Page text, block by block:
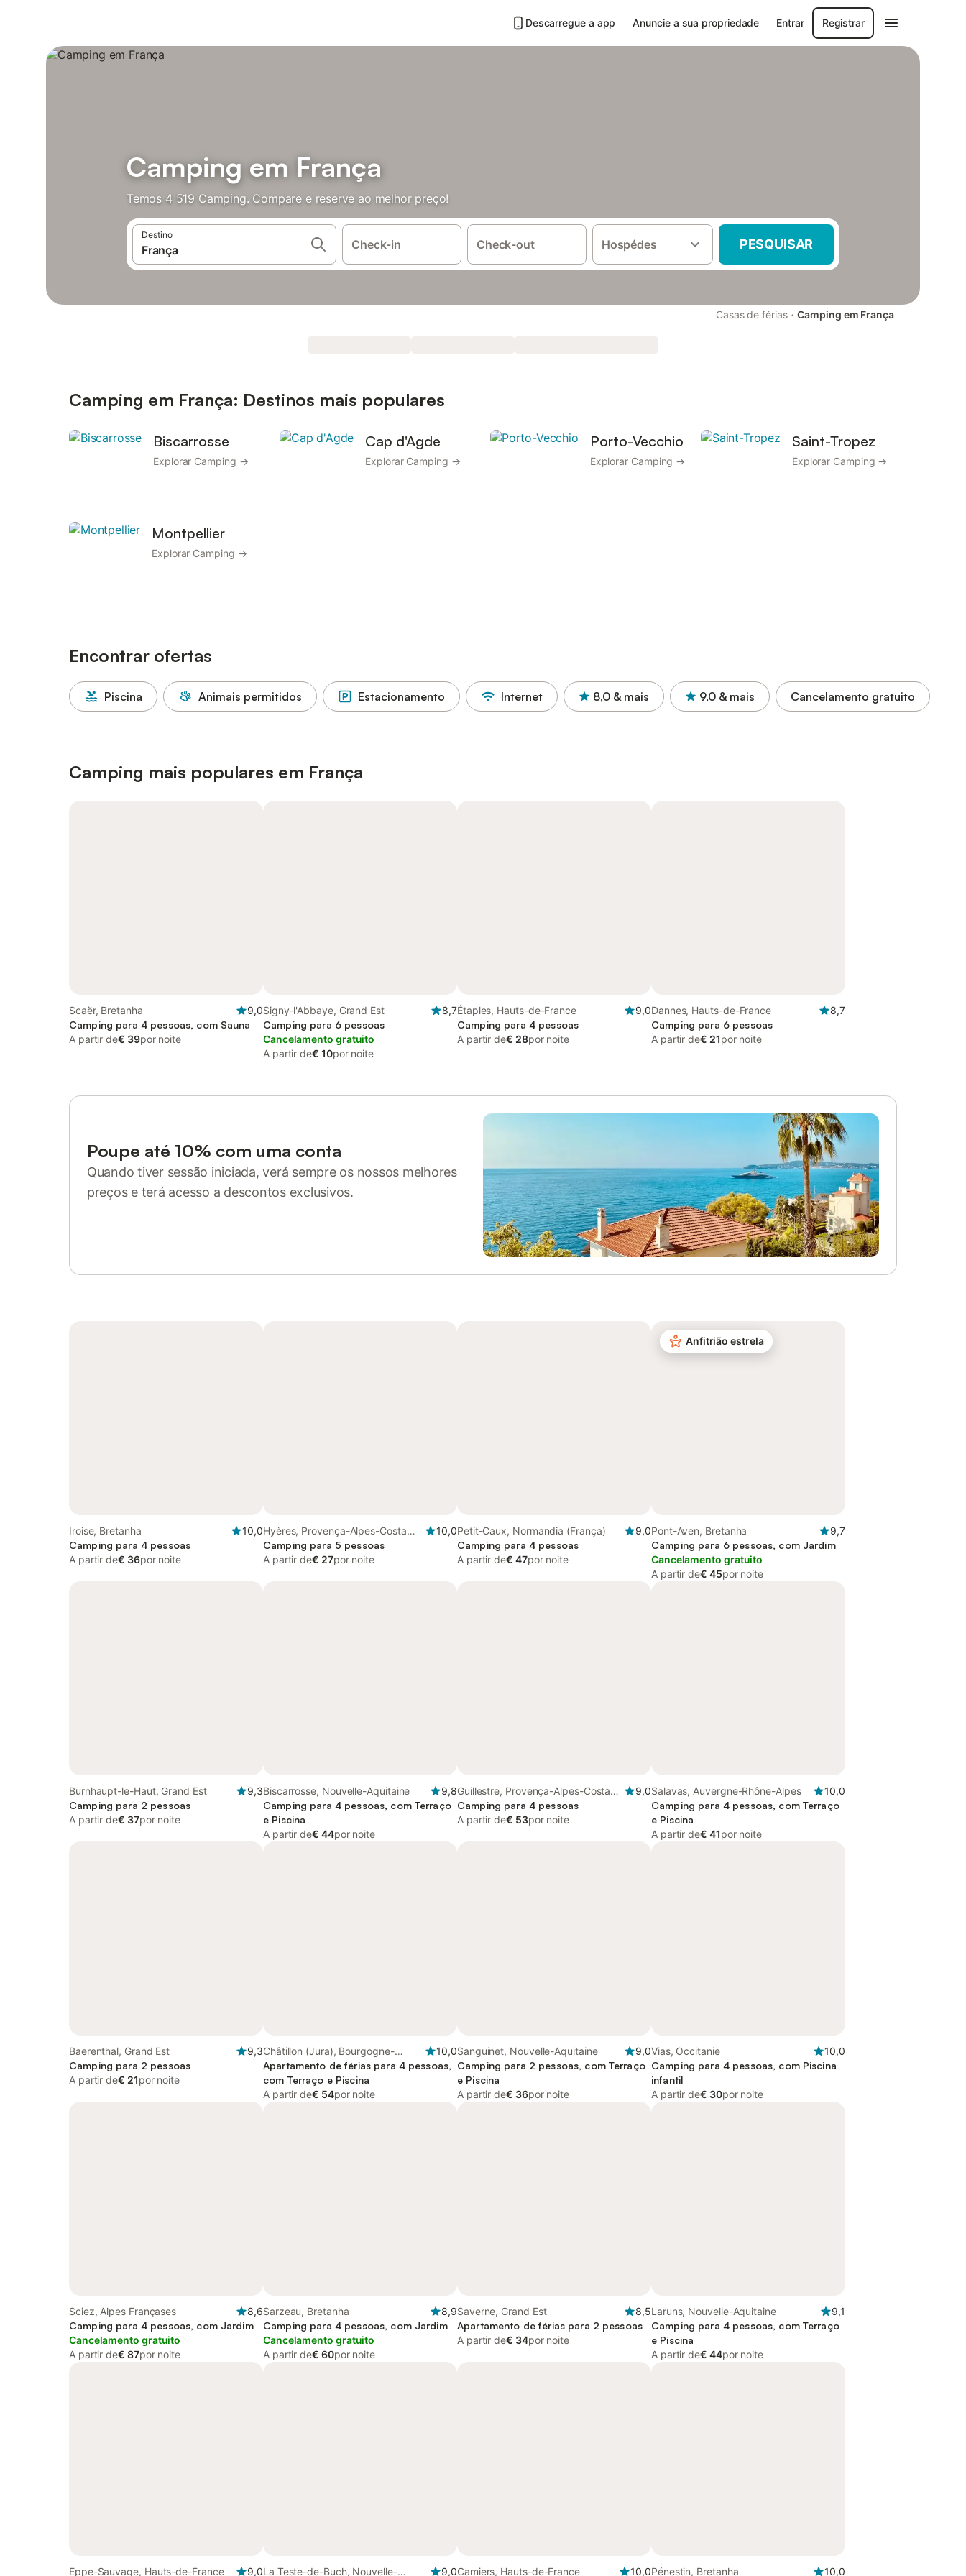
Descarregue a app Anuncie a sua propriedade Entrar Registrar
Camping em França
Temos 4 519 Camping. Compare e reserve ao melhor preço!
Destino
Check-in Check-out Hospédes PESQUISAR
Casas de férias · Camping em França
Camping em França: Destinos mais populares
Biscarrosse
Explorar Camping →
Cap d'Agde
Explorar Camping →
Porto-Vecchio
Explorar Camping →
Saint-Tropez
Explorar Camping →
Montpellier
Explorar Camping →
Encontrar ofertas
Piscina Animais permitidos Estacionamento Internet 8,0 & mais 9,0 & mais Cancelamento gratuito
Camping mais populares em França
Scaër, Bretanha
9,0
Camping para 4 pessoas, com Sauna
A partir de€ 39por noite
Signy-l'Abbaye, Grand Est
8,7
Camping para 6 pessoas
Cancelamento gratuito
A partir de€ 10por noite
Étaples, Hauts-de-France
9,0
Camping para 4 pessoas
A partir de€ 28por noite
Dannes, Hauts-de-France
8,7
Camping para 6 pessoas
A partir de€ 21por noite
Poupe até 10% com uma conta
Quando tiver sessão iniciada, verá sempre os nossos melhores
preços e terá acesso a descontos exclusivos.
Iroise, Bretanha
10,0
Camping para 4 pessoas
A partir de€ 36por noite
Hyères, Provença-Alpes-Costa
Azul
10,0
Camping para 5 pessoas
A partir de€ 27por noite
Petit-Caux, Normandia (França)
9,0
Camping para 4 pessoas
A partir de€ 47por noite
Anfitrião estrela
Pont-Aven, Bretanha
9,7
Camping para 6 pessoas, com Jardim
Cancelamento gratuito
A partir de€ 45por noite
Burnhaupt-le-Haut, Grand Est
9,3
Camping para 2 pessoas
A partir de€ 37por noite
Biscarrosse, Nouvelle-Aquitaine
9,8
Camping para 4 pessoas, com Terraço
e Piscina
A partir de€ 44por noite
Guillestre, Provença-Alpes-Costa
Azul
9,0
Camping para 4 pessoas
A partir de€ 53por noite
Salavas, Auvergne-Rhône-Alpes
10,0
Camping para 4 pessoas, com Terraço
e Piscina
A partir de€ 41por noite
Baerenthal, Grand Est
9,3
Camping para 2 pessoas
A partir de€ 21por noite
Châtillon (Jura), Bourgogne-
Franche-Comté
10,0
Apartamento de férias para 4 pessoas,
com Terraço e Piscina
A partir de€ 54por noite
Sanguinet, Nouvelle-Aquitaine
9,0
Camping para 2 pessoas, com Terraço
e Piscina
A partir de€ 36por noite
Vias, Occitanie
10,0
Camping para 4 pessoas, com Piscina
infantil
A partir de€ 30por noite
Sciez, Alpes Françases
8,6
Camping para 4 pessoas, com Jardim
Cancelamento gratuito
A partir de€ 87por noite
Sarzeau, Bretanha
8,9
Camping para 4 pessoas, com Jardim
Cancelamento gratuito
A partir de€ 60por noite
Saverne, Grand Est
8,5
Apartamento de férias para 2 pessoas
A partir de€ 34por noite
Laruns, Nouvelle-Aquitaine
9,1
Camping para 4 pessoas, com Terraço
e Piscina
A partir de€ 44por noite
Eppe-Sauvage, Hauts-de-France 9,0La Teste-de-Buch, Nouvelle- 9,0Camiers, Hauts-de-France 10,0Pénestin, Bretanha 10,0